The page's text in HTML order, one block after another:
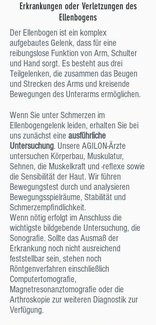
Erkrankungen oder Verletzungen des
Ellenbogens
Der Ellenbogen ist ein komplex
aufgebautes Gelenk, dass für eine
reibungslose Funktion von Arm, Schulter
und Hand sorgt. Es besteht aus drei
Teilgelenken, die zusammen das Beugen
und Strecken des Arms und kreisende
Bewegungen des Unterarms ermöglichen.
Wenn Sie unter Schmerzen im
Ellenbogengelenk leiden, erhalten Sie bei
uns zunächst eine ausführliche
Untersuchung. Unsere AGILON-Ärzte
untersuchen Körperbau, Muskulatur,
Sehnen, die Muskelkraft und -reflexe sowie
die Sensibilität der Haut. Wir führen
Bewegungstest durch und analysieren
Bewegungsspielräume, Stabilität und
Schmerzempfindlichkeit.
Wenn nötig erfolgt im Anschluss die
wichtigste bildgebende Untersuchung, die
Sonografie. Sollte das Ausmaß der
Erkrankung noch nicht ausreichend
feststellbar sein, stehen noch
Röntgenverfahren einschließlich
Computertomografie,
Magnetresonanztomografie oder die
Arthroskopie zur weiteren Diagnostik zur
Verfügung.